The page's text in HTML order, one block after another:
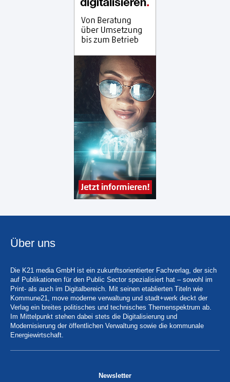
Über uns
Die K21 media GmbH ist ein zukunftsorientierter Fachverlag, der sich
auf Publikationen für den Public Sector spezialisiert hat – sowohl im
Print- als auch im Digitalbereich. Mit seinen etablierten Titeln wie
Kommune21, move moderne verwaltung und stadt+werk deckt der
Verlag ein breites politisches und technisches Themenspektrum ab.
Im Mittelpunkt stehen dabei stets die Digitalisierung und
Modernisierung der öffentlichen Verwaltung sowie die kommunale
Energiewirtschaft.
Newsletter